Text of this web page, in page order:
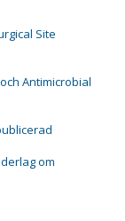
Site
Antimicrobial
om